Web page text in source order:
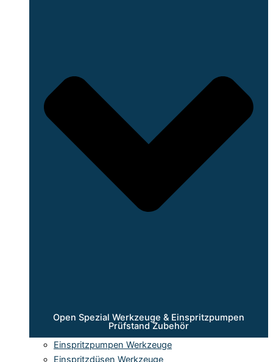
Open Spezial Werkzeuge & Einspritzpumpen
Prüfstand Zubehör
Einspritzpumpen Werkzeuge
Einspritzdüsen Werkzeuge